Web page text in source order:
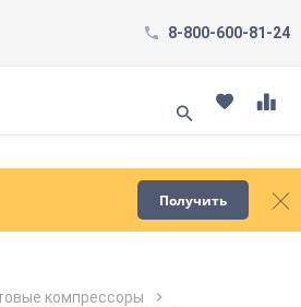
8-800-600-81-24
Получить
компрессоры